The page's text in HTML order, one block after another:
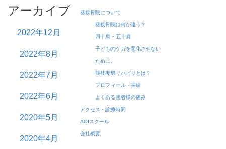
アーカイブ
2022年12月
2022年8月
2022年7月
2022年6月
2020年5月
2020年4月
葵接骨院について
葵接骨院は何が違う？
四十肩・五十肩
子どものケガを悪化させない
ために。
競技復帰リハビリとは？
プロフィール・実績
よくある患者様の痛み
アクセス・診療時間
AOIスクール
会社概要